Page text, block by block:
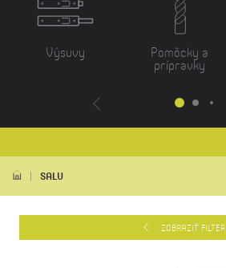
Výsuvy Pomôcky a
prípravky
SALU
ZOBRAZIŤ FILTER